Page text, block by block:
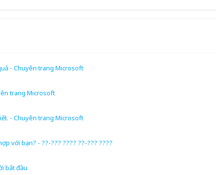
- Chuyên trang Microsoft
trang Microsoft
- Chuyên trang Microsoft
với bạn? - ??-??? ???? ??-??? ????
bắt đầu